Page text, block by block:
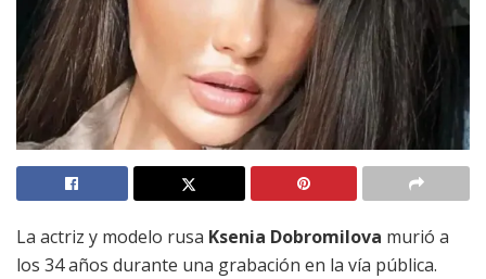
La actriz y modelo rusa Ksenia Dobromilova murió a
los 34 años durante una grabación en la vía pública.